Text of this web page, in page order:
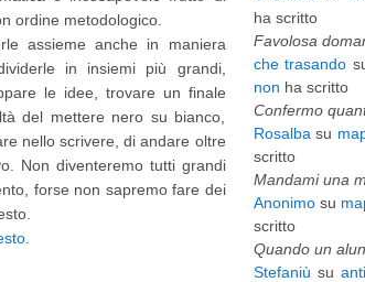
ordine metodologico.
assieme anche in maniera
in insiemi più grandi,
le idee, trovare un finale
del mettere nero su bianco,
nello scrivere, di andare oltre
Non diventeremo tutti grandi
forse non sapremo fare dei
e
c
h
i
ha scritto
Favolosa
che trasando
non ha scritto
Confermo
Rosalba su
scritto
Mandami una
Anonimosu
scritto
Quando un
Stefaniù su